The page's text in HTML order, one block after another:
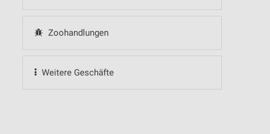
Zoohandlungen
Weitere Geschäfte